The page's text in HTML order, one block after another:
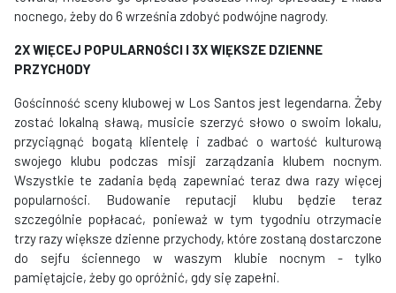
nocnego, żeby do 6 września zdobyć podwójne nagrody.
2X WIĘCEJ POPULARNOŚCI I 3X WIĘKSZE DZIENNE
PRZYCHODY
Gościnność sceny klubowej w Los Santos jest legendarna. Żeby
zostać lokalną sławą, musicie szerzyć słowo o swoim lokalu,
przyciągnąć bogatą klientelę i zadbać o wartość kulturową
swojego klubu podczas misji zarządzania klubem nocnym.
Wszystkie te zadania będą zapewniać teraz dwa razy więcej
popularności. Budowanie reputacji klubu będzie teraz
szczególnie popłacać, ponieważ w tym tygodniu otrzymacie
trzy razy większe dzienne przychody, które zostaną dostarczone
do sejfu ściennego w waszym klubie nocnym - tylko
pamiętajcie, żeby go opróżnić, gdy się zapełni.